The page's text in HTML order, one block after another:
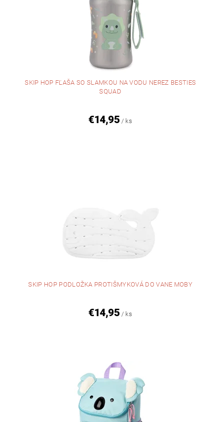
SKIP HOP FĽAŠA SO SLAMKOU NA VODU NEREZ BESTIES
SQUAD
€14,95 / ks
SKIP HOP PODLOŽKA PROTIŠMYKOVÁ DO VANE MOBY
€14,95 / ks